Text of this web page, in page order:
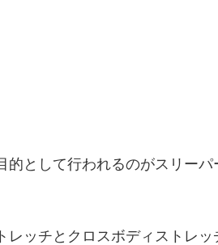
的として行われるのがスリー
レッチとクロスボディストレ